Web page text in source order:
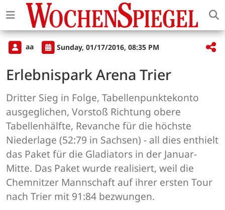
aa Sunday, 01/17/2016, 08:35 PM
Erlebnispark Arena Trier
Dritter Sieg in Folge, Tabellenpunktekonto
ausgeglichen, Vorstoß Richtung obere
Tabellenhälfte, Revanche für die höchste
Niederlage (52:79 in Sachsen) - all dies enthielt
das Paket für die Gladiators in der Januar-
Mitte. Das Paket wurde realisiert, weil die
Chemnitzer Mannschaft auf ihrer ersten Tour
nach Trier mit 91:84 bezwungen.